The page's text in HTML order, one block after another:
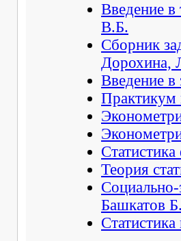
Введение
В.Б.
Сборник
Дорохина,
Введение в
Практикум
Теория
Социально-
Башкатов